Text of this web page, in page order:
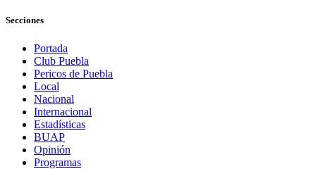
Secciones
Portada
Club Puebla
Pericos de Puebla
Local
Nacional
Internacional
Estadísticas
BUAP
Opinión
Programas